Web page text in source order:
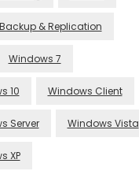
& Replication
Windows 7
10 Windows Client
Server Windows Vista
XP